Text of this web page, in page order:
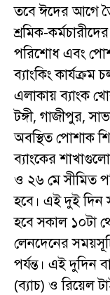
তবে ঈদের আগে
শ্রমিক-
পরিশোধ এবং
ব্যাংকিং কার্যক্রম
এলাকায় ব্যাংক
টঙ্গী, গাজীপুর,
অবস্থিত পোশাক
ব্যাংকের
ও ২৬ মে সীমিত
হবে। এই দুই দিন
হবে সকাল ১০টা
লেনদেনের
পর্যন্ত। এই দুদিন
(ব্যাচ) ও রিয়েল